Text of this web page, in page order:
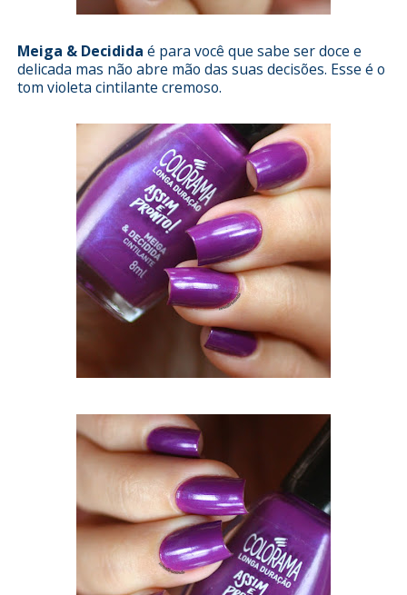
Meiga & Decidida é para você que sabe ser doce e
delicada mas não abre mão das suas decisões. Esse é o
tom violeta cintilante cremoso.